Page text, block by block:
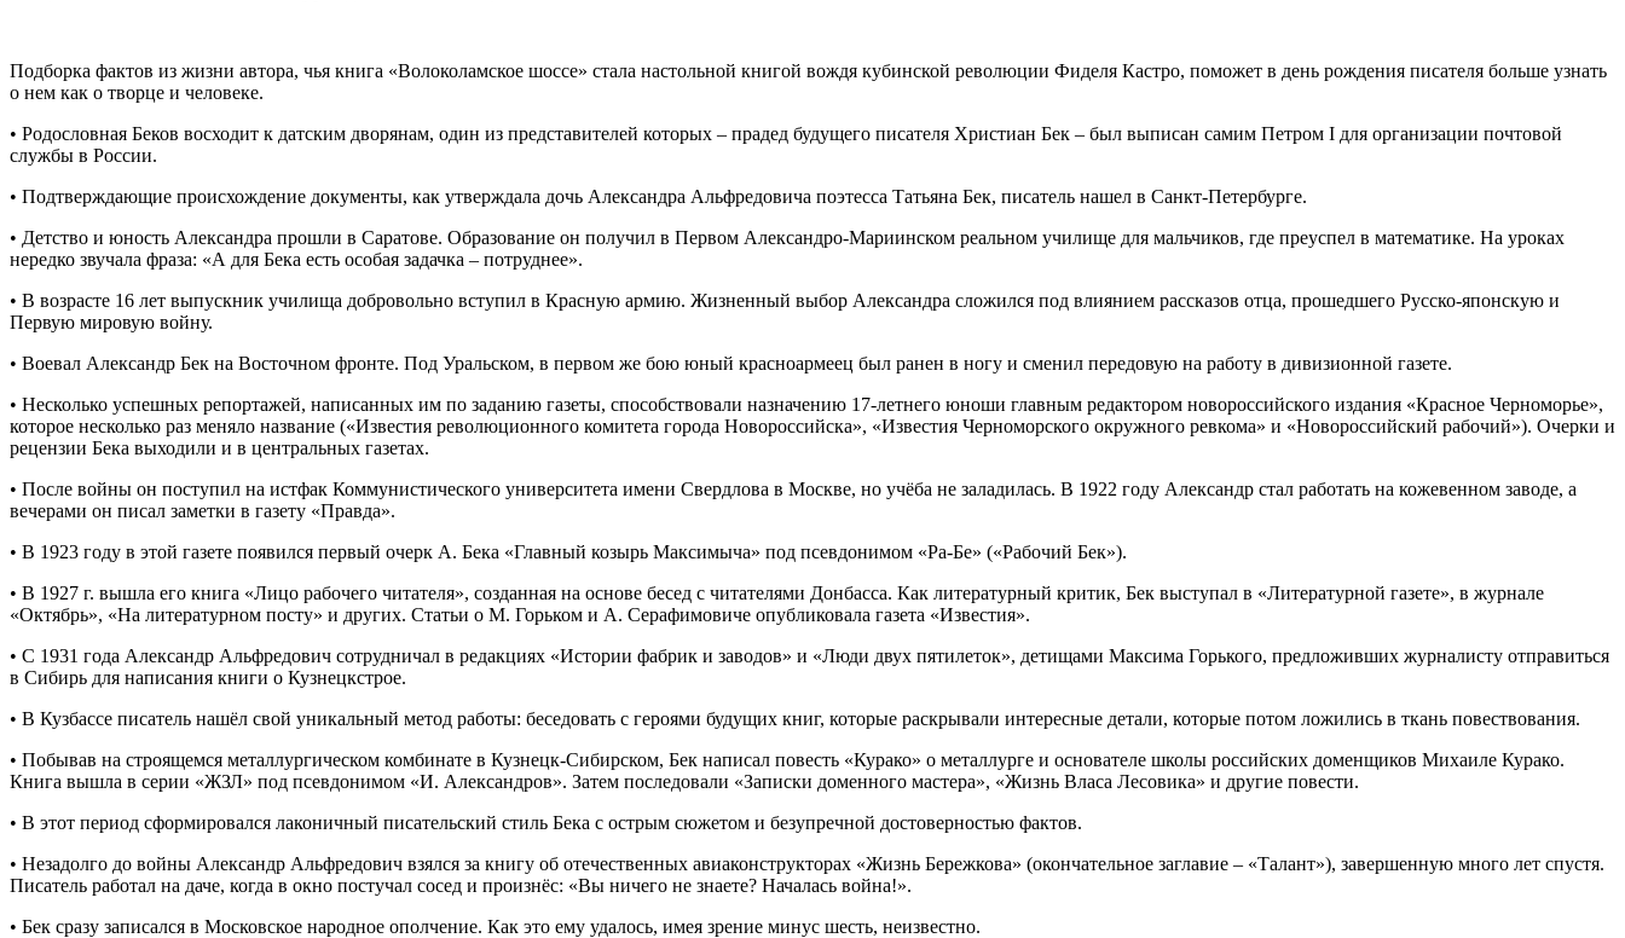
Подборка фактов из жизни автора, чья книга «Волоколамское шоссе» стала настольной книгой вождя кубинской революции Фиделя Кастро, поможет в день рождения писателя больше узнать
о нем как о творце и человеке.
• Родословная Беков восходит к датским дворянам, один из представителей которых – прадед будущего писателя Христиан Бек – был выписан самим Петром I для организации почтовой
службы в России.
• Подтверждающие происхождение документы, как утверждала дочь Александра Альфредовича поэтесса Татьяна Бек, писатель нашел в Санкт-Петербурге.
• Детство и юность Александра прошли в Саратове. Образование он получил в Первом Александро-Мариинском реальном училище для мальчиков, где преуспел в математике. На уроках
нередко звучала фраза: «А для Бека есть особая задачка – потруднее».
• В возрасте 16 лет выпускник училища добровольно вступил в Красную армию. Жизненный выбор Александра сложился под влиянием рассказов отца, прошедшего Русско-японскую и
Первую мировую войну.
• Воевал Александр Бек на Восточном фронте. Под Уральском, в первом же бою юный красноармеец был ранен в ногу и сменил передовую на работу в дивизионной газете.
• Несколько успешных репортажей, написанных им по заданию газеты, способствовали назначению 17-летнего юноши главным редактором новороссийского издания «Красное Черноморье»,
которое несколько раз меняло название («Известия революционного комитета города Новороссийска», «Известия Черноморского окружного ревкома» и «Новороссийский рабочий»). Очерки и
рецензии Бека выходили и в центральных газетах.
• После войны он поступил на истфак Коммунистического университета имени Свердлова в Москве, но учёба не заладилась. В 1922 году Александр стал работать на кожевенном заводе, а
вечерами он писал заметки в газету «Правда».
• В 1923 году в этой газете появился первый очерк А. Бека «Главный козырь Максимыча» под псевдонимом «Ра-Бе» («Рабочий Бек»).
• В 1927 г. вышла его книга «Лицо рабочего читателя», созданная на основе бесед с читателями Донбасса. Как литературный критик, Бек выступал в «Литературной газете», в журнале
«Октябрь», «На литературном посту» и других. Статьи о М. Горьком и А. Серафимовиче опубликовала газета «Известия».
• С 1931 года Александр Альфредович сотрудничал в редакциях «Истории фабрик и заводов» и «Люди двух пятилеток», детищами Максима Горького, предложивших журналисту отправиться
в Сибирь для написания книги о Кузнецкстрое.
• В Кузбассе писатель нашёл свой уникальный метод работы: беседовать с героями будущих книг, которые раскрывали интересные детали, которые потом ложились в ткань повествования.
• Побывав на строящемся металлургическом комбинате в Кузнецк-Сибирском, Бек написал повесть «Курако» о металлурге и основателе школы российских доменщиков Михаиле Курако.
Книга вышла в серии «ЖЗЛ» под псевдонимом «И. Александров». Затем последовали «Записки доменного мастера», «Жизнь Власа Лесовика» и другие повести.
• В этот период сформировался лаконичный писательский стиль Бека с острым сюжетом и безупречной достоверностью фактов.
• Незадолго до войны Александр Альфредович взялся за книгу об отечественных авиаконструкторах «Жизнь Бережкова» (окончательное заглавие – «Талант»), завершенную много лет спустя.
Писатель работал на даче, когда в окно постучал сосед и произнёс: «Вы ничего не знаете? Началась война!».
• Бек сразу записался в Московское народное ополчение. Как это ему удалось, имея зрение минус шесть, неизвестно.